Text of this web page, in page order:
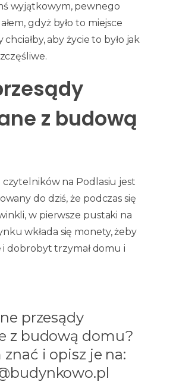
wyjątkowym, pewnego
gdyż było to miejsce
chciałby, aby życie to było jak
z budową
czytelników na Podlasiu jest
do dziś, że podczas się
w pierwsze pustaki na
wkłada się monety, żeby
i dobrobyt trzymał domu i
przesądy
z budową domu?
znać i opisz je na: